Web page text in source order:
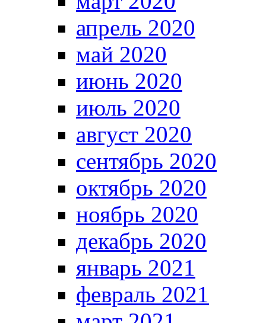
апрель 2020
май 2020
июнь 2020
июль 2020
август 2020
сентябрь 2020
октябрь 2020
ноябрь 2020
декабрь 2020
январь 2021
февраль 2021